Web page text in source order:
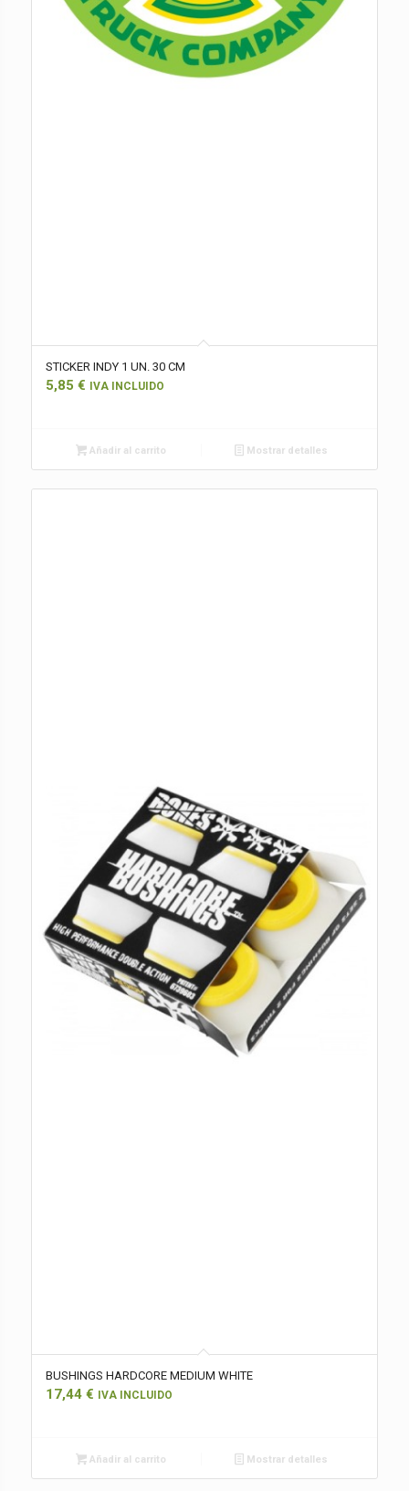
STICKER INDY 1 UN. 30 CM
5,85 € IVA INCLUIDO
Añadir al carrito Mostrar detalles
BUSHINGS HARDCORE MEDIUM WHITE
17,44 € IVA INCLUIDO
Añadir al carrito Mostrar detalles